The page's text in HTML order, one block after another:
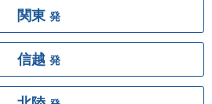
関東発
信越発